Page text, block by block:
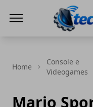
Home
Console e
Videogames
Mario